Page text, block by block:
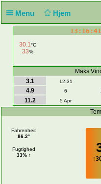
Menu Hjem
30.1°C
33%
Maks
3.1
12:31
4.9
6
11.2
5 Apr
Fahrenheit
86.2°
Fugtighed
33% ↑
↑